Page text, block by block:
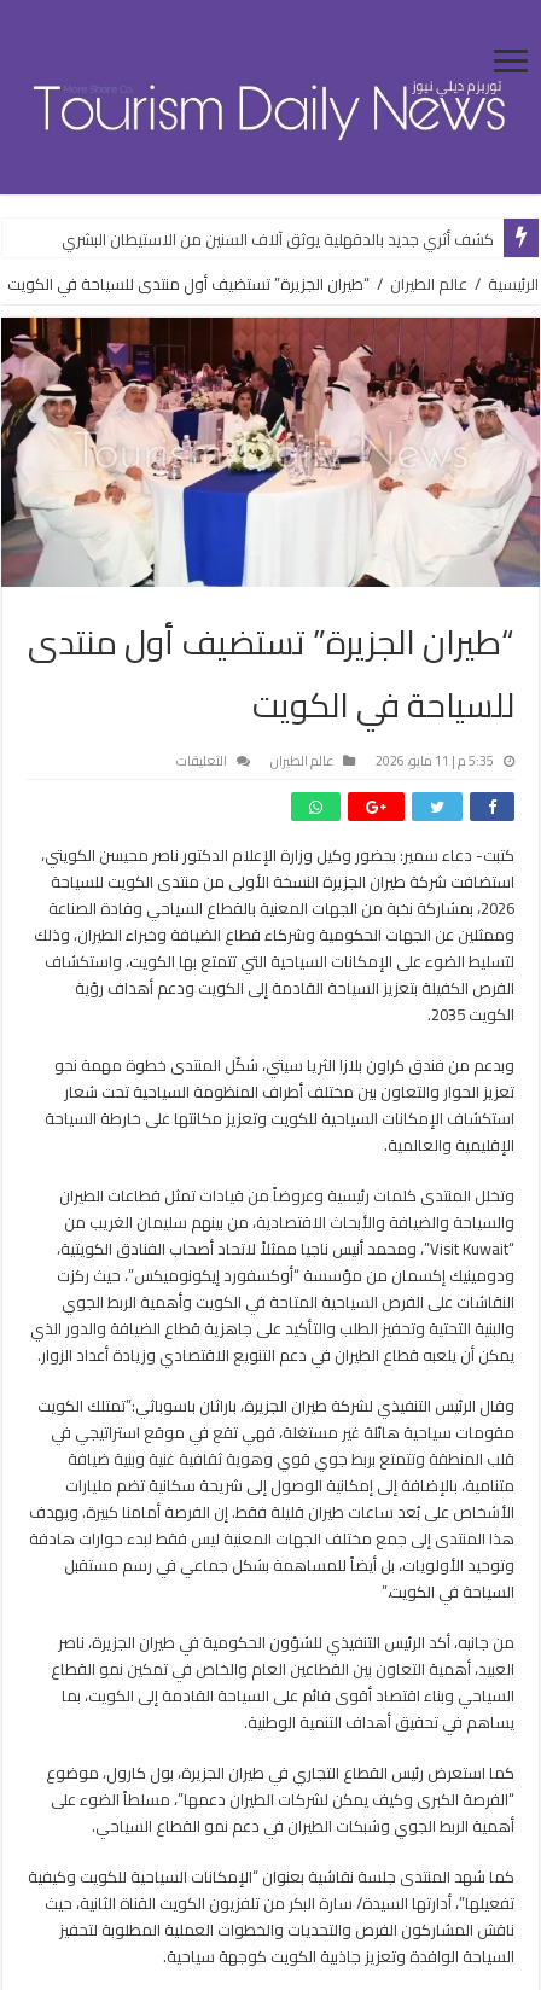
كشف أثري جديد بالدقهلية يوثق آلاف السنين من الاستيطان البشري
الرئيسية / عالم الطيران / “طيران الجزيرة” تستضيف أول منتدى للسياحة في الكويت
“طيران الجزيرة” تستضيف أول منتدى
للسياحة في الكويت
5:35 م | 11 مايو، 2026 عالم الطيران التعليقات
أول
منتدى
للسياحة
في
الكويت
مغلقة
كتبت- دعاء سمير: بحضور وكيل وزارة الإعلام الدكتور ناصر محيسن الكويتي،
استضافت شركة طيران الجزيرة النسخة الأولى من منتدى الكويت للسياحة
2026، بمشاركة نخبة من الجهات المعنية بالقطاع السياحي وقادة الصناعة
وممثلين عن الجهات الحكومية وشركاء قطاع الضيافة وخبراء الطيران، وذلك
لتسليط الضوء على الإمكانات السياحية التي تتمتع بها الكويت، واستكشاف
الفرص الكفيلة بتعزيز السياحة القادمة إلى الكويت ودعم أهداف رؤية
الكويت 2035.
وبدعم من فندق كراون بلازا الثريا سيتي، شكّل المنتدى خطوة مهمة نحو
تعزيز الحوار والتعاون بين مختلف أطراف المنظومة السياحية تحت شعار
استكشاف الإمكانات السياحية للكويت وتعزيز مكانتها على خارطة السياحة
الإقليمية والعالمية.
وتخلل المنتدى كلمات رئيسية وعروضاً من قيادات تمثل قطاعات الطيران
والسياحة والضيافة والأبحاث الاقتصادية، من بينهم سليمان الغريب من
“Visit Kuwait”، ومحمد أنيس ناجيا ممثلاً لاتحاد أصحاب الفنادق الكويتية،
ودومينيك إكسمان من مؤسسة “أوكسفورد إيكونوميكس”، حيث ركزت
النقاشات على الفرص السياحية المتاحة في الكويت وأهمية الربط الجوي
والبنية التحتية وتحفيز الطلب والتأكيد على جاهزية قطاع الضيافة والدور الذي
يمكن أن يلعبه قطاع الطيران في دعم التنويع الاقتصادي وزيادة أعداد الزوار.
وقال الرئيس التنفيذي لشركة طيران الجزيرة، باراثان باسوباثي:”تمتلك الكويت
مقومات سياحية هائلة غير مستغلة، فهي تقع في موقع استراتيجي في
قلب المنطقة وتتمتع بربط جوي قوي وهوية ثقافية غنية وبنية ضيافة
متنامية، بالإضافة إلى إمكانية الوصول إلى شريحة سكانية تضم مليارات
الأشخاص على بُعد ساعات طيران قليلة فقط. إن الفرصة أمامنا كبيرة. ويهدف
هذا المنتدى إلى جمع مختلف الجهات المعنية ليس فقط لبدء حوارات هادفة
وتوحيد الأولويات، بل أيضاً للمساهمة بشكل جماعي في رسم مستقبل
السياحة في الكويت.”
من جانبه، أكد الرئيس التنفيذي للشؤون الحكومية في طيران الجزيرة، ناصر
العبيد، أهمية التعاون بين القطاعين العام والخاص في تمكين نمو القطاع
السياحي وبناء اقتصاد أقوى قائم على السياحة القادمة إلى الكويت، بما
يساهم في تحقيق أهداف التنمية الوطنية.
كما استعرض رئيس القطاع التجاري في طيران الجزيرة، بول كارول، موضوع
“الفرصة الكبرى وكيف يمكن لشركات الطيران دعمها”، مسلطاً الضوء على
أهمية الربط الجوي وشبكات الطيران في دعم نمو القطاع السياحي.
كما شهد المنتدى جلسة نقاشية بعنوان “الإمكانات السياحية للكويت وكيفية
تفعيلها”، أدارتها السيدة/ سارة البكر من تلفزيون الكويت القناة الثانية، حيث
ناقش المشاركون الفرص والتحديات والخطوات العملية المطلوبة لتحفيز
السياحة الوافدة وتعزيز جاذبية الكويت كوجهة سياحية.